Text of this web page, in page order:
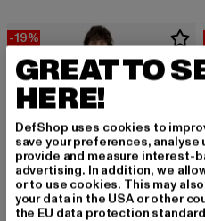
-19%
GREAT TO
HERE!
DefShop uses cookies to
save your preferences, analyse
provide and measure interest-
advertising. In addition, we
or to use cookies. This may
your data in the USA or other
the EU data protection